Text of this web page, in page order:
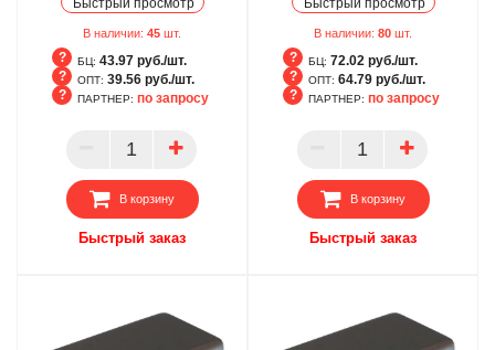
В наличии: 45 шт.
БЦ: 43.97 руб./шт.
ОПТ: 39.56 руб./шт.
ПАРТНЕР
ПАРТНЕР: по запросу
В корзину
Быстрый заказ
В наличии: 80 шт.
БЦ: 72.02 руб./шт.
ОПТ: 64.79 руб./шт.
ПАРТНЕР
ПАРТНЕР: по запросу
В корзину
Быстрый заказ